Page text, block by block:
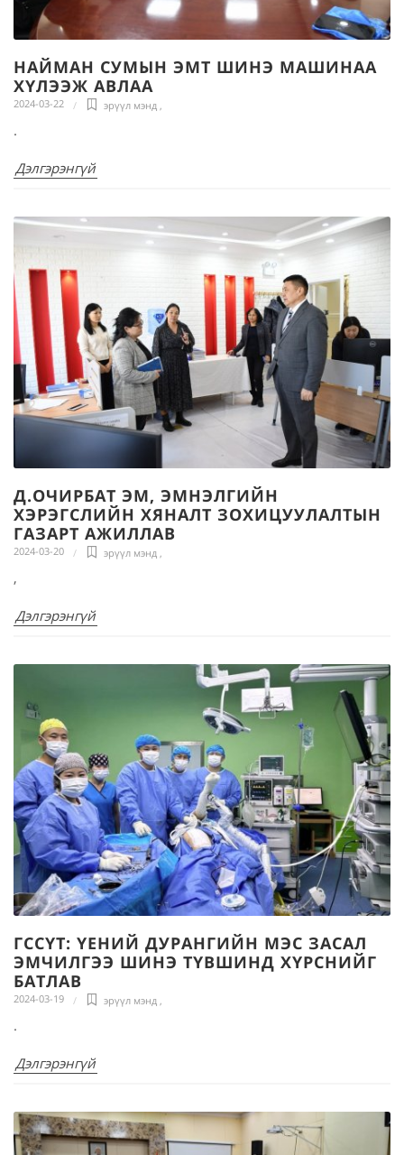
НАЙМАН СУМЫН ЭМТ ШИНЭ МАШИНАА
ХҮЛЭЭЖ АВЛАА
2024-03-22 эрүүл мэнд ,
.
Дэлгэрэнгүй
Д.ОЧИРБАТ ЭМ, ЭМНЭЛГИЙН
ХЭРЭГСЛИЙН ХЯНАЛТ ЗОХИЦУУЛАЛТЫН
ГАЗАРТ АЖИЛЛАВ
2024-03-20 эрүүл мэнд ,
,
Дэлгэрэнгүй
ГССҮТ: ҮЕНИЙ ДУРАНГИЙН МЭС ЗАСАЛ
ЭМЧИЛГЭЭ ШИНЭ ТҮВШИНД ХҮРСНИЙГ
БАТЛАВ
2024-03-19 эрүүл мэнд ,
.
Дэлгэрэнгүй